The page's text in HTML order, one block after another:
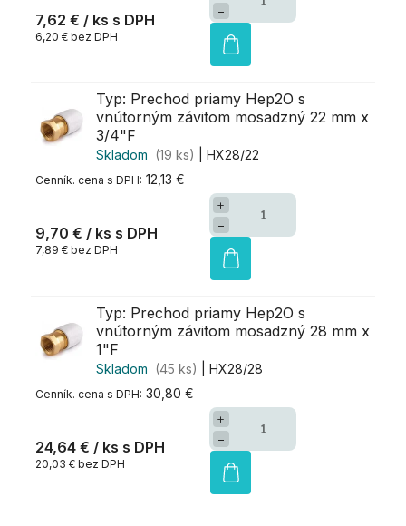
7,62 € / ks
6,20 € bez DPH
−
Typ: Prechod priamy Hep2O s
vnútorným závitom mosadzný 22 mm x
3/4"F
Skladom (19 ks)
| HX28/22
12,13 €
9,70 € / ks
7,89 € bez DPH
+
−
Typ: Prechod priamy Hep2O s
vnútorným závitom mosadzný 28 mm x
1"F
Skladom (45 ks)
| HX28/28
30,80 €
24,64 € / ks
20,03 € bez DPH
+
−